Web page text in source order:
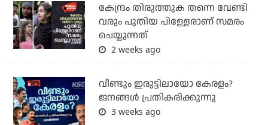
കേന്ദ്രം തിരുത്തുക തന്നെ വേണ്ടി
വരും പുതിയ പിള്ളേരാണ് സമരം
ചെയ്യുന്നത്
2 weeks ago
വീണ്ടും ഇരുട്ടിലായോ കേരളം?
ജനങ്ങൾ പ്രതികരിക്കുന്നു
3 weeks ago